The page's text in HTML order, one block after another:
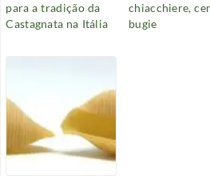
para a tradição da
Castagnata na Itália
chiacchiere,
bugie